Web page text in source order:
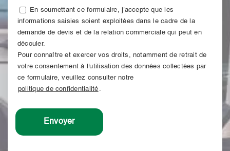
En soumettant ce formulaire, j'accepte que les
informations saisies soient exploitées dans le cadre de la
demande de devis et de la relation commerciale qui peut en
découler.
Pour connaître et exercer vos droits, notamment de retrait de
votre consentement à l'utilisation des données collectées par
ce formulaire, veuillez consulter notre
politique de confidentialité .